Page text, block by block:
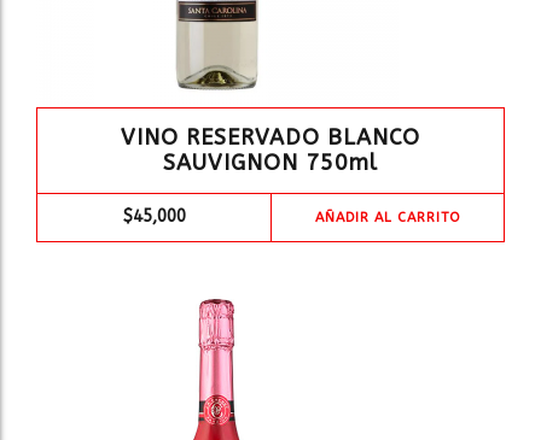
VINO RESERVADO BLANCO
SAUVIGNON 750ml
$45,000 AÑADIR AL CARRITO